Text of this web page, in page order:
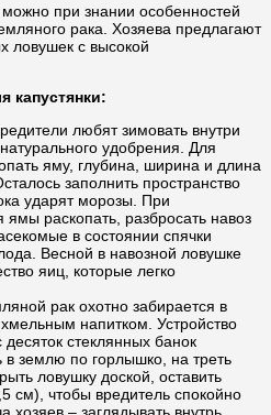
при знании особенностей
рака. Хозяева предлагают
ловушек с высокой
капустянки:
любят зимовать внутри
удобрения. Для
яму, глубина, ширина и длина
заполнить пространство
ударят морозы. При
раскопать, разбросать навоз
в состоянии спячки
Весной в навозной ловушке
яиц, которые легко
рак охотно забирается в
напитком. Устройство
десяток стеклянных банок
землю по горлышко, на треть
ловушку доской, оставить
см), чтобы вредитель спокойно